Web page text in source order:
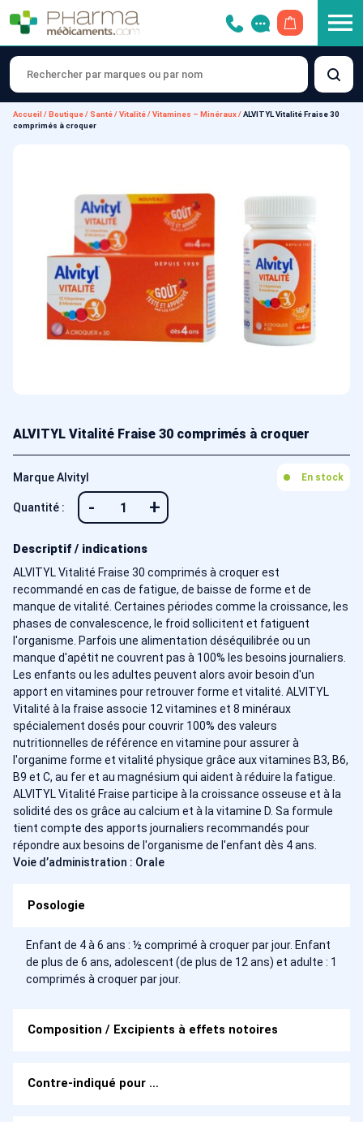
Accueil / Boutique/Santé/Vitalité/Vitamines – Minéraux/ALVITYL Vitalité Fraise 30
comprimés à croquer
ALVITYL Vitalité Fraise 30 comprimés à croquer
Marque Alvityl En stock
Quantité : - +
Descriptif / indications
ALVITYL Vitalité Fraise 30 comprimés à croquer est
recommandé en cas de fatigue, de baisse de forme et de
manque de vitalité. Certaines périodes comme la croissance, les
phases de convalescence, le froid sollicitent et fatiguent
l'organisme. Parfois une alimentation déséquilibrée ou un
manque d'apétit ne couvrent pas à 100% les besoins journaliers.
Les enfants ou les adultes peuvent alors avoir besoin d'un
apport en vitamines pour retrouver forme et vitalité. ALVITYL
Vitalité à la fraise associe 12 vitamines et 8 minéraux
spécialement dosés pour couvrir 100% des valeurs
nutritionnelles de référence en vitamine pour assurer à
l'organime forme et vitalité physique grâce aux vitamines B3, B6,
B9 et C, au fer et au magnésium qui aident à réduire la fatigue.
ALVITYL Vitalité Fraise participe à la croissance osseuse et à la
solidité des os grâce au calcium et à la vitamine D. Sa formule
tient compte des apports journaliers recommandés pour
répondre aux besoins de l'organisme de l'enfant dès 4 ans.
Voie d’administration : Orale
Posologie
Enfant de 4 à 6 ans : ½ comprimé à croquer par jour. Enfant
de plus de 6 ans, adolescent (de plus de 12 ans) et adulte : 1
comprimés à croquer par jour.
Composition / Excipients à effets notoires
Contre-indiqué pour …